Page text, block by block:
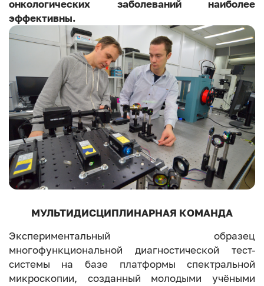
онкологических заболеваний наиболее
эффективны.
МУЛЬТИДИСЦИПЛИНАРНАЯ КОМАНДА
Экспериментальный образец
многофункциональной диагностической тест-
системы на базе платформы спектральной
микроскопии, созданный молодыми учёными